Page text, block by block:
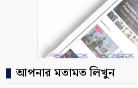
আপনার মতামত লিখুন